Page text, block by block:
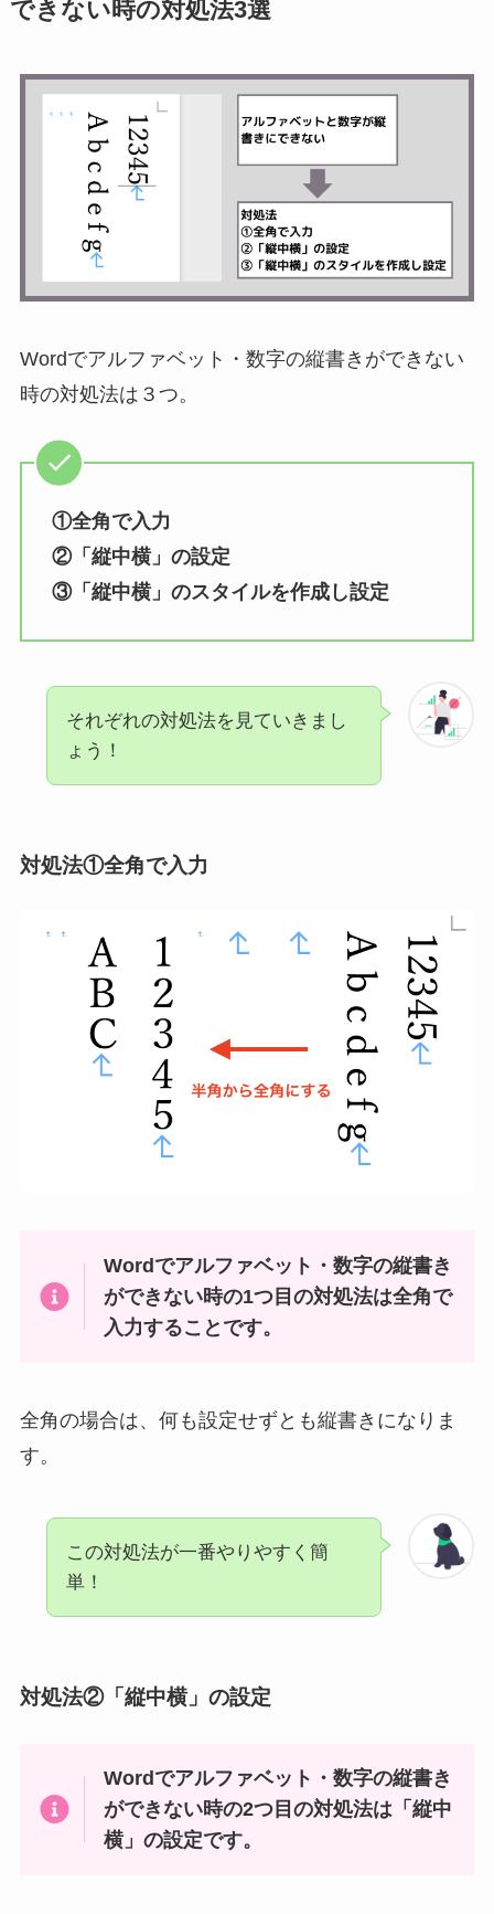
できない時の対処法3選
Wordでアルファベット・数字の縦書きができない
時の対処法は３つ。
①全角で入力
②「縦中横」の設定
③「縦中横」のスタイルを作成し設定
それぞれの対処法を見ていきまし
ょう！
対処法①全角で入力
Wordでアルファベット・数字の縦書き
ができない時の1つ目の対処法は全角で
入力することです。
全角の場合は、何も設定せずとも縦書きになりま
す。
この対処法が一番やりやすく簡
単！
対処法②「縦中横」の設定
Wordでアルファベット・数字の縦書き
ができない時の2つ目の対処法は「縦中
横」の設定です。